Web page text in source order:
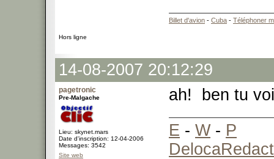
Billet d'avion - Cuba - Téléphoner
Hors ligne
14-08-2007 20:12:29
pagetronic
Pre-Malgache
Lieu: skynet.mars
Date d'inscription: 12-04-2006
Messages: 3542
Site web
ah! ben tu
E - W- P